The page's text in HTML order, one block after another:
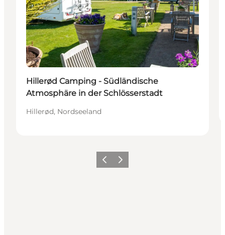
Hillerød Camping - Südländische
Atmosphäre in der Schlösserstadt
Hillerød, Nordseeland
ZurückWeiter